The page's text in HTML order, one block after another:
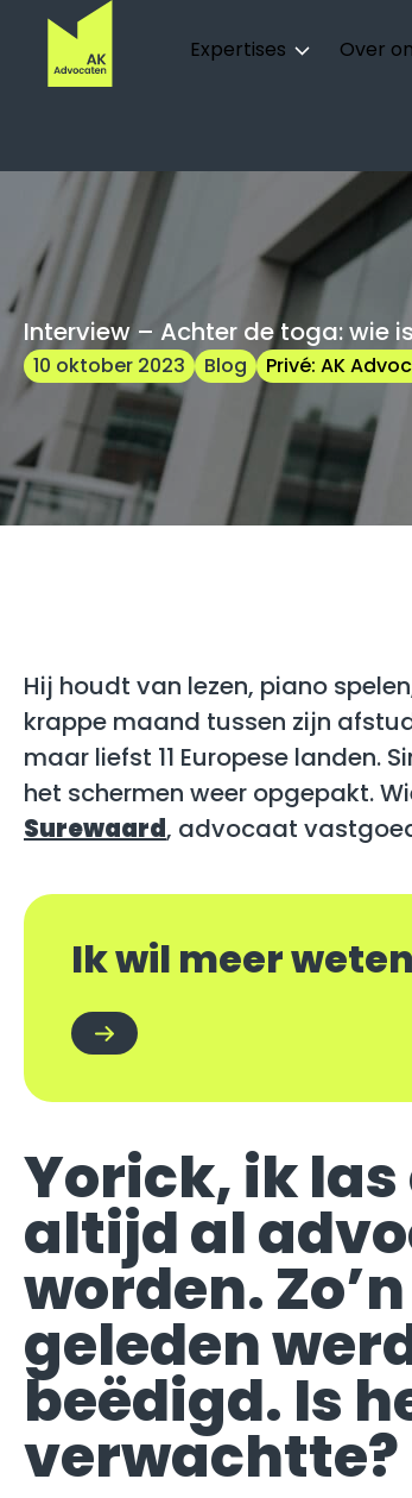
Expertises Over
Interview – Achter de toga: wie
10 oktober 2023 Blog Privé: AK
Hij houdt van lezen, piano
krappe maand tussen zijn
maar liefst 11 Europese landen.
het schermen weer opgepakt.
Surewaard, advocaat
Ik wil meer
Yorick, ik
altijd al
worden.
geleden
beëdigd. Is
verwachtte?